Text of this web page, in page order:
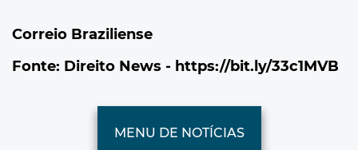
Correio Braziliense
Fonte: Direito News - https://bit.ly/33c1MVB
MENU DE NOTÍCIAS